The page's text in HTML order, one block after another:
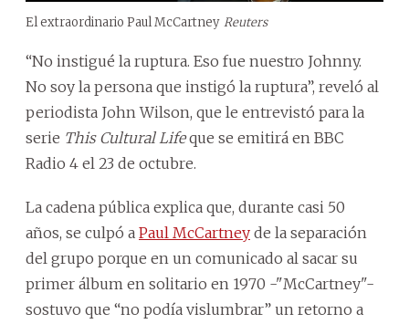
El extraordinario Paul McCartney Reuters
“No instigué la ruptura. Eso fue nuestro Johnny.
No soy la persona que instigó la ruptura”, reveló al
periodista John Wilson, que le entrevistó para la
serie This Cultural Lifeque se emitirá en BBC
Radio 4 el 23 de octubre.
La cadena pública explica que, durante casi 50
años, se culpó a Paul McCartney de la separación
del grupo porque en un comunicado al sacar su
primer álbum en solitario en 1970 -"McCartney"-
sostuvo que “no podía vislumbrar” un retorno a